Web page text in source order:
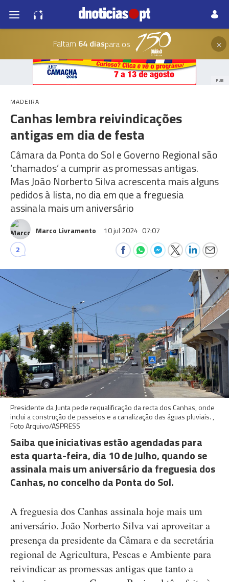
Faltam 64 diaspara os ×
PUB
MADEIRA
Canhas lembra reivindicações
antigas em dia de festa
Câmara da Ponta do Sol e Governo Regional são
‘chamados’ a cumprir as promessas antigas.
Mas João Norberto Silva acrescenta mais alguns
pedidos à lista, no dia em que a freguesia
assinala mais um aniversário
Marco Livramento 10 jul 2024 07:07
2
Presidente da Junta pede requalificação da recta dos Canhas, onde
inclui a construção de passeios e a canalização das águas pluviais. ,
Foto Arquivo/ASPRESS
Saiba que iniciativas estão agendadas para
esta quarta-feira, dia 10 de Julho, quando se
assinala mais um aniversário da freguesia dos
Canhas, no concelho da Ponta do Sol.
A freguesia dos Canhas assinala hoje mais um
aniversário. João Norberto Silva vai aproveitar a
presença da presidente da Câmara e da secretária
regional de Agricultura, Pescas e Ambiente para
reivindicar as promessas antigas que tanto a